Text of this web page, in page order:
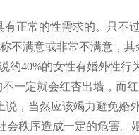
正常的性需求的。只不
不满意或非常不满意，
约40%的女性有婚外性行
一定就会红杏出墙，而
，当然应该竭力避免婚
秩序造成一定的危害。